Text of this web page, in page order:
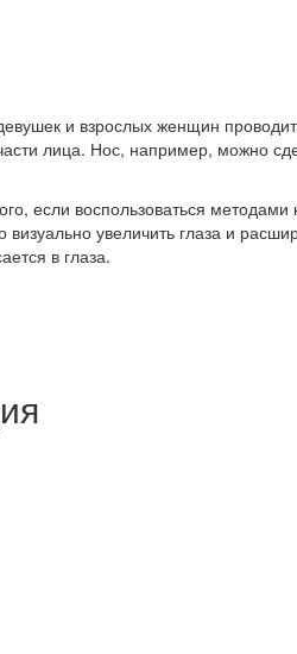
и взрослых женщин
лица. Нос, например, можно
если воспользоваться
увеличить глаза и
в глаза.